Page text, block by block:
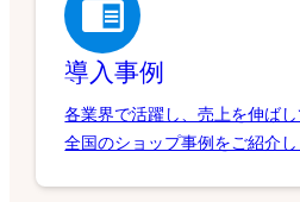
導入事例
各業界で活躍し、売上を伸ば
全国のショップ事例をご紹介し